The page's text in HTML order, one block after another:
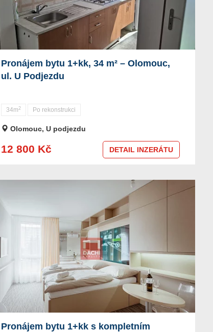
Pronájem bytu 1+kk, 34 m² – Olomouc,
ul. U Podjezdu
34m2 Po rekonstrukci
Olomouc, U podjezdu
12 800 Kč DETAIL INZERÁTU
Pronájem bytu 1+kk s kompletním